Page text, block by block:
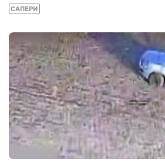
САПЕРИ